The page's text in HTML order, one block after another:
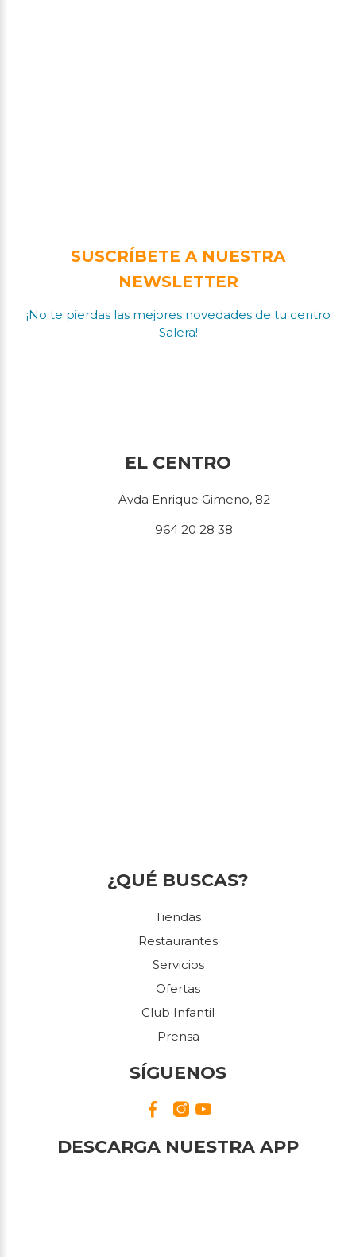
SUSCRÍBETE A NUESTRA
NEWSLETTER
¡No te pierdas las mejores novedades de tu centro
Salera!
EL CENTRO
Avda Enrique Gimeno, 82
964 20 28 38
¿QUÉ BUSCAS?
Tiendas
Restaurantes
Servicios
Ofertas
Club Infantil
Prensa
SÍGUENOS
DESCARGA NUESTRA APP